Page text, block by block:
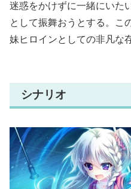
迷惑をかけずに一緒にいた
として振舞おうとする。こ
妹ヒロインとしての非凡な
シナリオ